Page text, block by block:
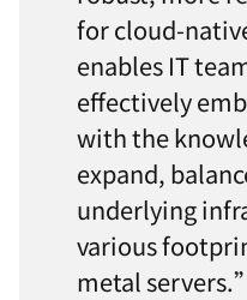
for cloud-
enables IT
effectively
with the
expand,
underlying
various
metal servers.”